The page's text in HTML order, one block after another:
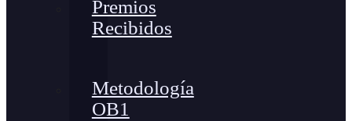
Premios
Recibidos
Metodología
OB1